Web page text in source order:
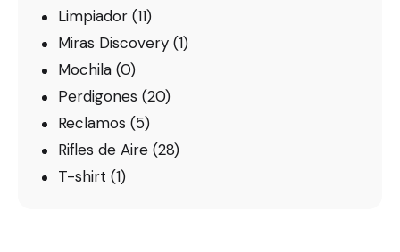
Limpiador (11)
Miras Discovery (1)
Mochila (0)
Perdigones (20)
Reclamos (5)
Rifles de Aire (28)
T-shirt (1)